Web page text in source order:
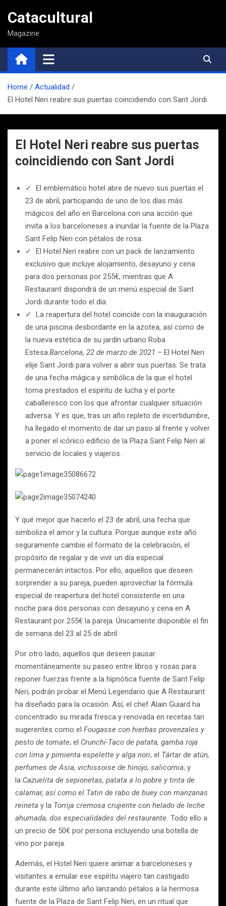
contenido
Catacultural
Magazine
Home
Actualidad
El Hotel Neri reabre sus puertas coincidiendo con Sant Jordi
El Hotel Neri reabre sus puertas
coincidiendo con Sant Jordi
✓ El emblemático hotel abre de nuevo sus puertas el
23 de abril, participando de uno de los días más
mágicos del año en Barcelona con una acción que
invita a los barceloneses a inundar la fuente de la Plaza
Sant Felip Neri con pétalos de rosa.
✓ El Hotel Neri reabre con un pack de lanzamiento
exclusivo que incluye alojamiento, desayuno y cena
para dos personas por 255€, mientras que A
Restaurant dispondrá de un menú especial de Sant
Jordi durante todo el día.
✓ La reapertura del hotel coincide con la inauguración
de una piscina desbordante en la azotea, así como de
la nueva estética de su jardín urbano Roba
Estesa.Barcelona, 22 de marzo de 2021 – El Hotel Neri
elije Sant Jordi para volver a abrir sus puertas. Se trata
de una fecha mágica y simbólica de la que el hotel
toma prestados el espíritu de lucha y el porte
caballeresco con los que afrontar cualquier situación
adversa. Y es que, tras un año repleto de incertidumbre,
ha llegado el momento de dar un paso al frente y volver
a poner el icónico edificio de la Plaza Sant Felip Neri al
servicio de locales y viajeros.
Y qué mejor que hacerlo el 23 de abril, una fecha que
simboliza el amor y la cultura. Porque aunque este año
seguramente cambie el formato de la celebración, el
propósito de regalar y de vivir un día especial
permanecerán intactos. Por ello, aquellos que deseen
sorprender a su pareja, pueden aprovechar la fórmula
especial de reapertura del hotel consistente en una
noche para dos personas con desayuno y cena en A
Restaurant por 255€ la pareja. Únicamente disponible el fin
de semana del 23 al 25 de abril.
Por otro lado, aquellos que deseen pausar
momentáneamente su paseo entre libros y rosas para
reponer fuerzas frente a la hipnótica fuente de Sant Felip
Neri, podrán probar el Menú Legendario que A Restaurant
ha diseñado para la ocasión. Así, el chef Alain Guiard ha
concentrado su mirada fresca y renovada en recetas tan
sugerentes como el Fougasse con hierbas provenzales y
pesto de tomate; el Crunchi-Taco de patata, gamba roja
con lima y pimienta espelette y alga nori; el Tártar de atún,
perfumes de Asia, vichissoise de hinojo, salicornia; y
la Cazuelita de sepionetas, patata a lo pobre y tinta de
calamar, así como el Tatin de rabo de buey con manzanas
reineta y la Torrija cremosa crujiente con helado de leche
ahumada, dos especialidades del restaurante. Todo ello a
un precio de 50€ por persona incluyendo una botella de
vino por pareja.
Además, el Hotel Neri quiere animar a barceloneses y
visitantes a emular ese espíritu viajero tan castigado
durante este último año lanzando pétalos a la hermosa
fuente de la Plaza de Sant Felip Neri, en un ritual que